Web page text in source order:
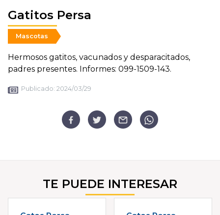
Gatitos Persa
Mascotas
Hermosos gatitos, vacunados y desparacitados,
padres presentes. Informes: 099-1509-143.
Publicado: 2024/03/29
TE PUEDE INTERESAR